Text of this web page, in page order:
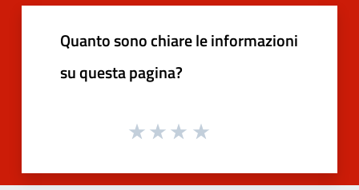
Quanto sono chiare le informazioni
su questa pagina?